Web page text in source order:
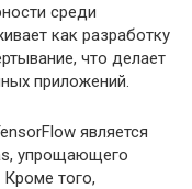
среди
как разработку
что делает
приложений.
является
упрощающего
того,